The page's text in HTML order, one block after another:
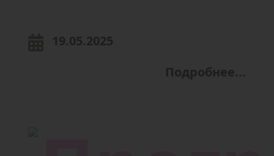
19.05.2025
Подробнее...